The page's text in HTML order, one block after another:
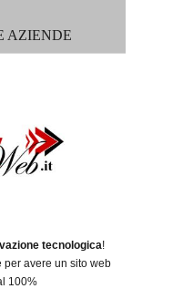
AZIENDE
tecnologica!
per avere un sito web
100%